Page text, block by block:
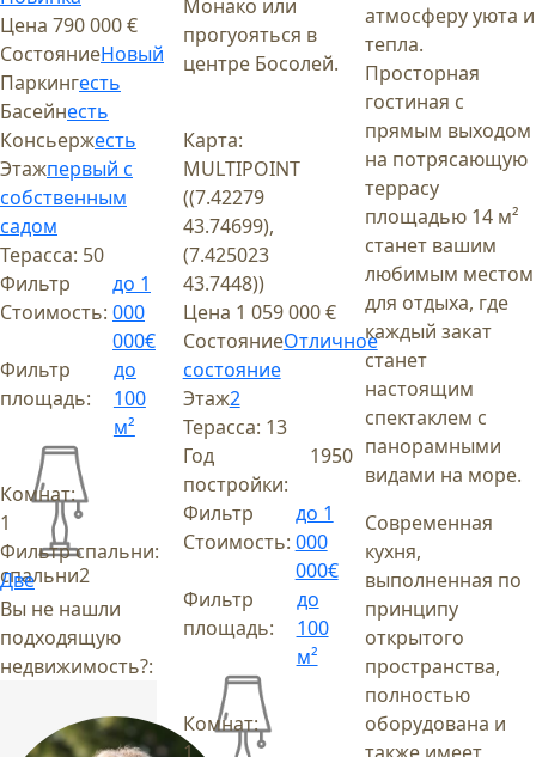
Цена 790 000 €
СостояниеНовый
Паркингесть
Басейнесть
Консьержесть
Этажпервый с
собственным
садом
Терасса: 50
Фильтр
Стоимость:
до 1
000
000€
Фильтр
площадь:
до
100
м²
спальни2
Комнат:
1
Фильтр спальни:
Две
Вы не нашли
подходящую
недвижимость?:
Монако или
прогуояться в
центре Босолей.
Карта:
MULTIPOINT
((7.42279
43.74699),
(7.425023
43.7448))
Цена 1 059 000 €
СостояниеОтличное
состояние
Этаж2
Терасса: 13
Год
постройки:
1950
Фильтр
Стоимость:
до 1
000
000€
Фильтр
площадь:
до
100
м²
Комнат:
атмосферу уюта и
тепла.
Просторная
гостиная с
прямым выходом
на потрясающую
террасу
площадью 14 м²
станет вашим
любимым местом
для отдыха, где
каждый закат
станет
настоящим
спектаклем с
панорамными
видами на море.
Современная
кухня,
выполненная по
принципу
открытого
пространства,
полностью
оборудована и